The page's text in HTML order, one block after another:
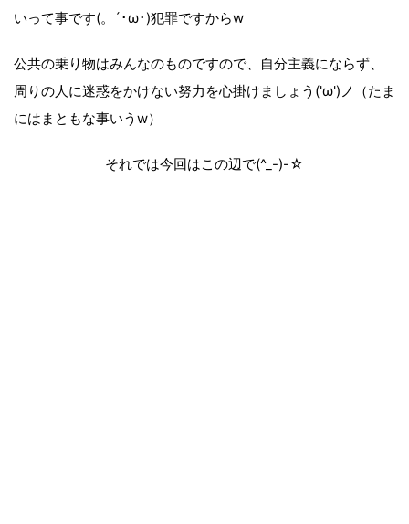
いって事です(。´･ω･)犯罪ですからw
公共の乗り物はみんなのものですので、自分主義にならず、
周りの人に迷惑をかけない努力を心掛けましょう('ω')ノ（たま
にはまともな事いうw）
それでは今回はこの辺で(^_-)-☆